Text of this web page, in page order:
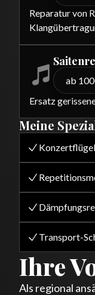
Reparatur von
ab
Ersatz
Meine
Transport-
Ihre
Als regional